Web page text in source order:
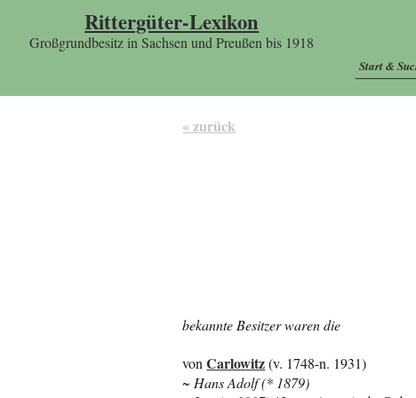
Rittergüter-Lexikon
Großgrundbesitz in Sachsen und Preußen bis 1918
Start &
« zurück
bekannte Besitzer waren die
vonCarlowitz(v. 1748-n. 1931)
~ Hans Adolf (* 1879)